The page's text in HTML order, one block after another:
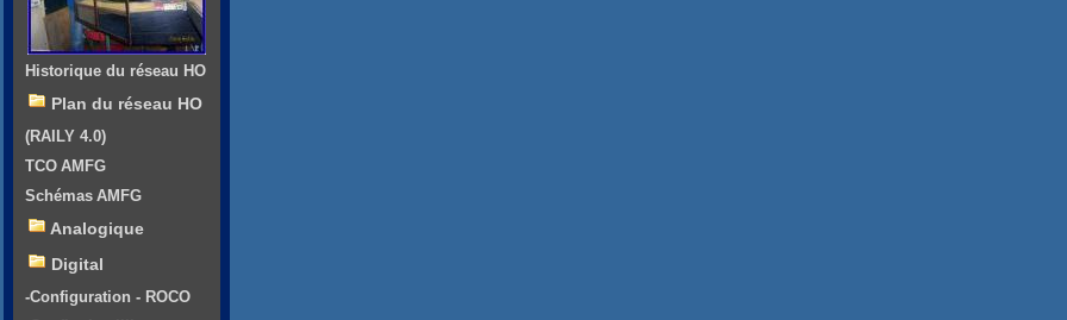
Historique du réseau HO
Plan du réseau HO
(RAILY 4.0)
TCO AMFG
Schémas AMFG
Analogique
Digital
-Configuration - ROCO